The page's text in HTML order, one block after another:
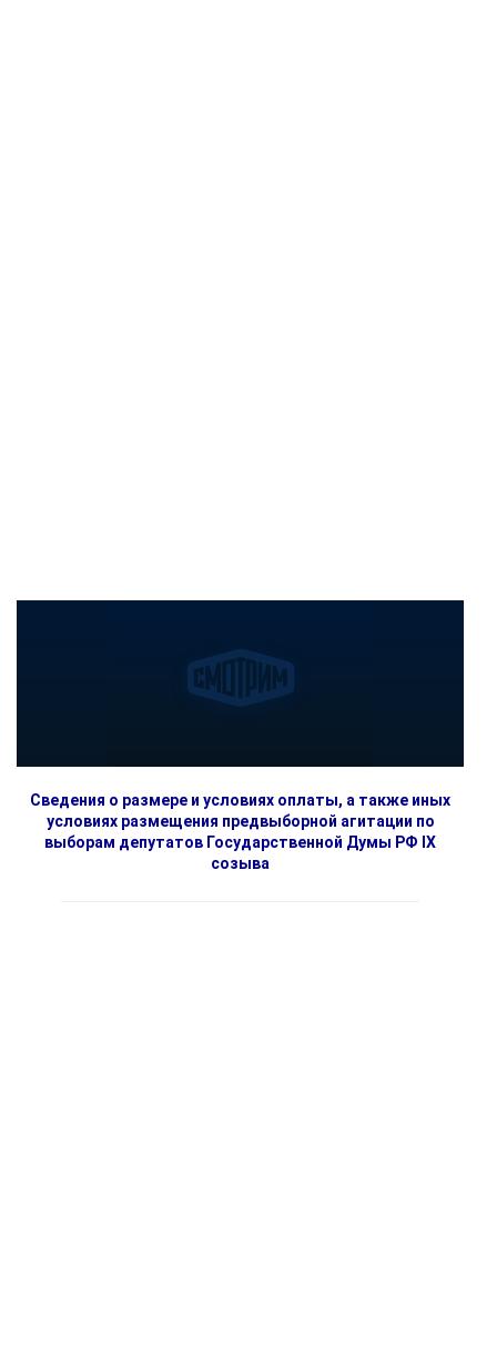
Сведения о размере и условиях оплаты, а также иных
условиях размещения предвыборной агитации по
выборам депутатов Государственной Думы РФ IX
созыва